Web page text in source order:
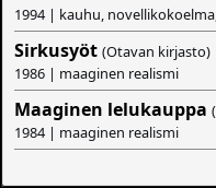
1994 | kauhu,
Sirkusyöt (Otavan kirjasto)
1986 | maaginen realismi
Maaginen lelukauppa
1984 | maaginen realismi